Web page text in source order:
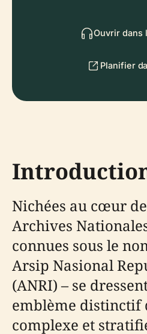
Ouvrir dans
Planifier
Nichées au cœur
Archives
connues sous le
Arsip Nasional
(ANRI) – se
emblème distinctif
complexe et